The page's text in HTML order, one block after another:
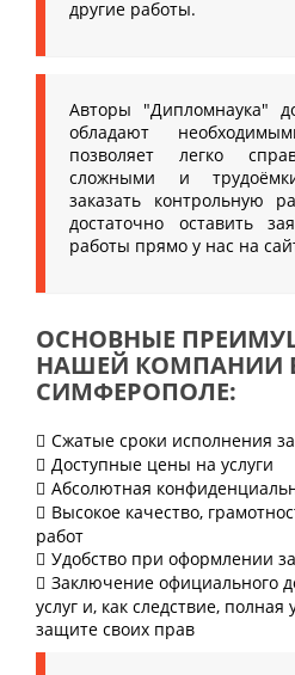
другие работы.
Авторы "Дипломнаука"
обладают
позволяет легко
сложными и
заказать контрольную
достаточно оставить
работы прямо у нас на
ОСНОВНЫЕ
НАШЕЙ КОМПАНИИ
СИМФЕРОПОЛЕ:
Сжатые сроки исполнения
Доступные цены на услуги
Абсолютная
Высокое качество,
работ
Удобство при оформлении
Заключение официального
услуг и, как следствие,
защите своих прав